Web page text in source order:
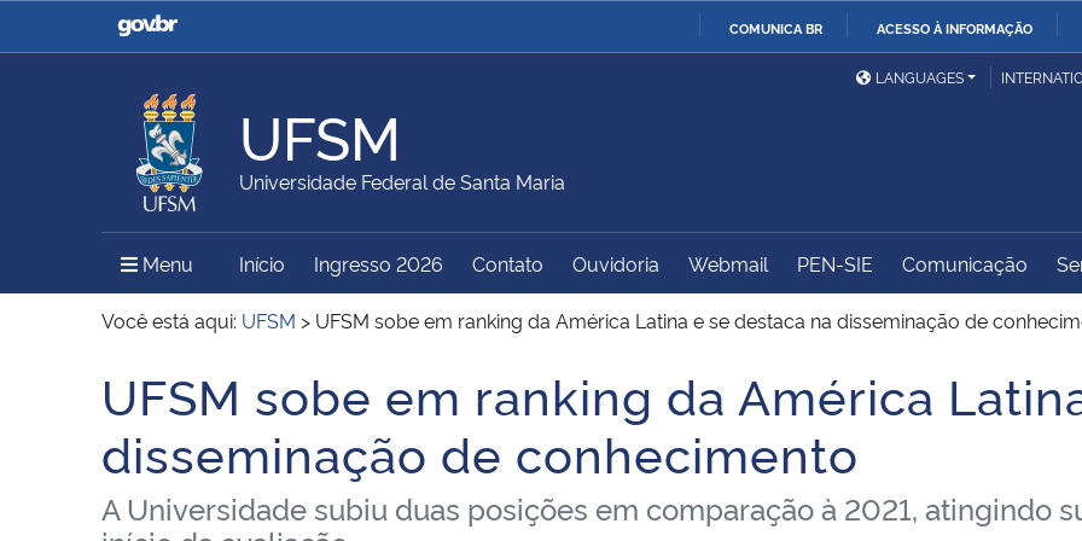
COMUNICA BR ACESSO À INFORMAÇÃO
Casa Civil
Ministério da Justiça e
Ministério da Defesa
Ministério das Relações
Exteriores
Ministério da Agricultura,
Pecuária e Abastecimento
Ministério da Educação
Ministério do Meio Ambiente Ministério do Turismo
Ministério do
Desenvolvimento Regional
Controladoria-Geral da
União
Secretaria de Governo
Gabinete de Segurança
Institucional
Advocacia-Geral da União Banco Central do Brasil
LANGUAGES
UFSM
Universidade Federal de Santa Maria
Menu Menu Principal do Sítio
Início Ingresso 2026 Contato Ouvidoria Webmail PEN-SIE Comunicação
Você está aqui: UFSM > UFSM sobe em ranking da América Latina e se destaca na disseminação de
Início do conteúdo
UFSM sobe em ranking da América
disseminação de conhecimento
A Universidade subiu duas posições em comparação à 2021, atingindo